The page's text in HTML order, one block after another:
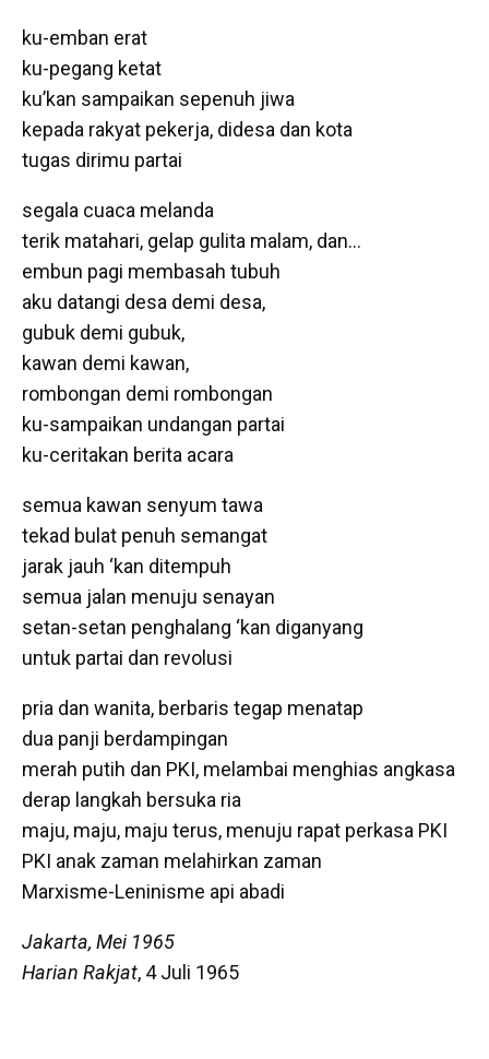
ku-emban erat
ku-pegang ketat
ku’kan sampaikan sepenuh jiwa
kepada rakyat pekerja, didesa dan kota
tugas dirimu partai
segala cuaca melanda
terik matahari, gelap gulita malam, dan…
embun pagi membasah tubuh
aku datangi desa demi desa,
gubuk demi gubuk,
kawan demi kawan,
rombongan demi rombongan
ku-sampaikan undangan partai
ku-ceritakan berita acara
semua kawan senyum tawa
tekad bulat penuh semangat
jarak jauh ‘kan ditempuh
semua jalan menuju senayan
setan-setan penghalang ‘kan diganyang
untuk partai dan revolusi
pria dan wanita, berbaris tegap menatap
dua panji berdampingan
merah putih dan PKI, melambai menghias angkasa
derap langkah bersuka ria
maju, maju, maju terus, menuju rapat perkasa PKI
PKI anak zaman melahirkan zaman
Marxisme-Leninisme api abadi
Jakarta, Mei 1965
Harian Rakjat, 4 Juli 1965